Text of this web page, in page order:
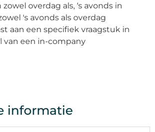
overdag als, ‘s avonds in
's avonds als overdag
aan een specifiek vraagstuk in
van een in-company
informatie